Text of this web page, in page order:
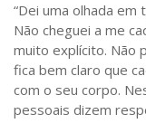
“Dei uma olhada
Não cheguei a me
muito explícito. Não
fica bem claro que
com o seu corpo.
pessoais dizem